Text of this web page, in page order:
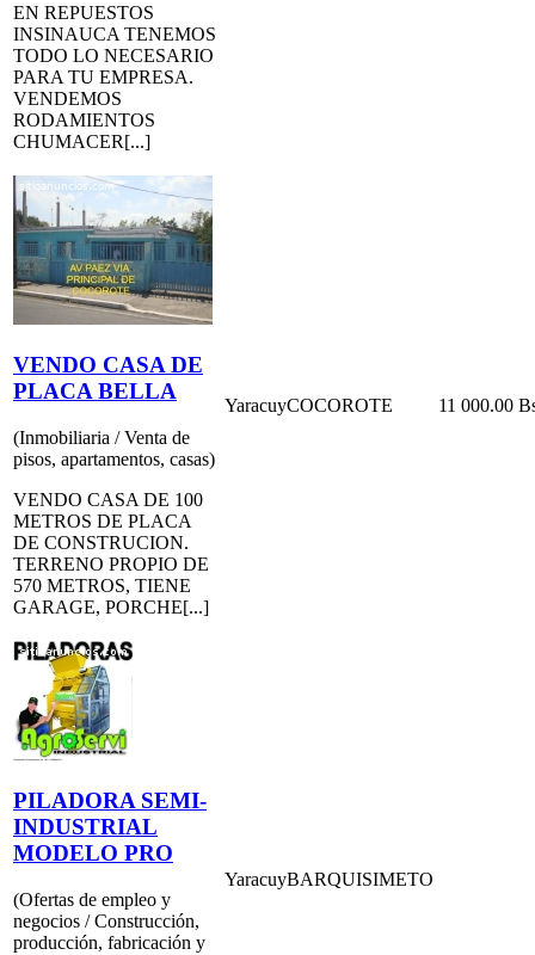
EN REPUESTOS
INSINAUCA TENEMOS
TODO LO NECESARIO
PARA TU EMPRESA.
VENDEMOS
RODAMIENTOS
CHUMACER[...]
VENDO CASA DE
PLACA BELLA
(Inmobiliaria / Venta de
pisos, apartamentos, casas)
VENDO CASA DE 100
METROS DE PLACA
DE CONSTRUCION.
TERRENO PROPIO DE
570 METROS, TIENE
GARAGE, PORCHE[...]
YaracuyCOCOROTE 11 000.00
PILADORA SEMI-
INDUSTRIAL
MODELO PRO
(Ofertas de empleo y
negocios / Construcción,
producción, fabricación y
YaracuyBARQUISIMETO